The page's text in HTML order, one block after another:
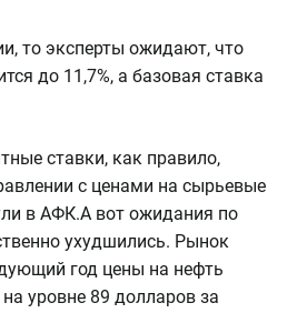
то эксперты ожидают, что
до 11,7%, а базовая ставка
ставки, как правило,
с ценами на сырьевые
в АФК.А вот ожидания по
ухудшились. Рынок
год цены на нефть
уровне 89 долларов за